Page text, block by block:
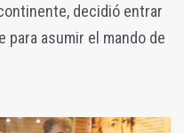
decidió entrar
para asumir el mando de